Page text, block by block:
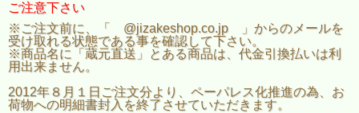
ご注意下さい
※ご注文前に、「 @jizakeshop.co.jp 」からのメールを
受け取れる状態である事を確認して下さい。
※商品名に「蔵元直送」とある商品は、代金引換払いは利
用出来ません。
2012年８月１日ご注文分より、ペーパレス化推進の為、お
荷物への明細書封入を終了させていただきます。